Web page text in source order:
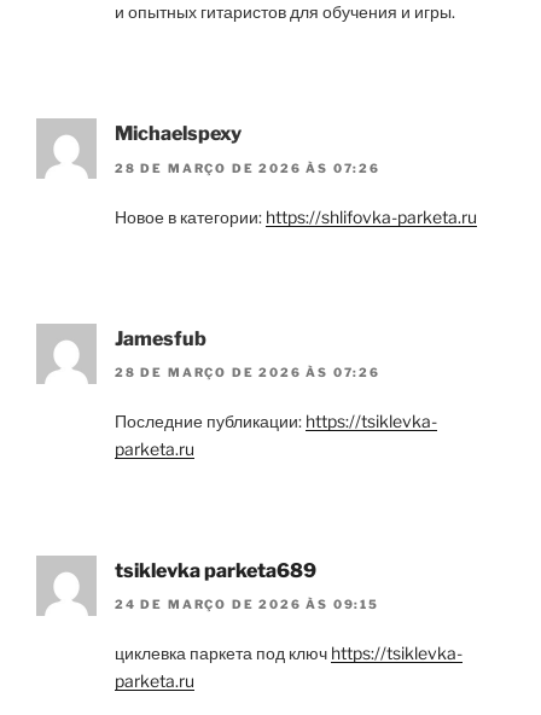
и опытных гитаристов для обучения и игры.
Michaelspexy
28 DE MARÇO DE 2026 ÀS 07:26
Новое в категории: https://shlifovka-parketa.ru
Jamesfub
28 DE MARÇO DE 2026 ÀS 07:26
Последние публикации: https://tsiklevka-
parketa.ru
tsiklevka parketa689
24 DE MARÇO DE 2026 ÀS 09:15
циклевка паркета под ключ https://tsiklevka-
parketa.ru